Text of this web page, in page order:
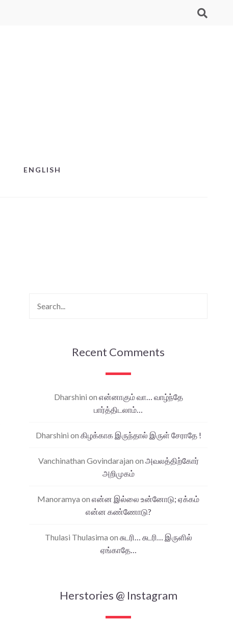
ENGLISH
Recent Comments
Dharshini on என்னாகும் வா… வாழ்ந்தே
பார்த்திடலாம்…
Dharshini on கிழக்காக இருந்தால் இருள் சேராதே !
Vanchinathan Govindarajan on அவலத்திற்கோர்
அறிமுகம்
Manoramya on என்ன இல்லை உன்னோடு; ஏக்கம்
என்ன கண்ணோடு?
Thulasi Thulasima on சுடரி… சுடரி… இருளில்
ஏங்காதே…
Herstories @ Instagram